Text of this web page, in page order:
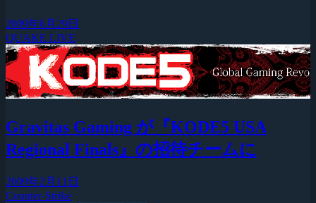
2009年6月29日
QUAKE LIVE
Gravitas Gaming が『KODE5 USA
Regional Finals』の招待チームに
2009年2月11日
Counter-Strike